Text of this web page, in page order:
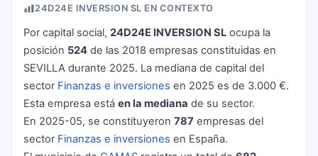
24D24E INVERSION SL EN CONTEXTO
Por capital social, 24D24E INVERSION SL ocupa la
posición 524 de las 2018 empresas constituidas en
SEVILLA durante 2025. La mediana de capital del
sector Finanzas e inversiones en 2025 es de 3.000 €.
Esta empresa está en la mediana de su sector.
En 2025-05, se constituyeron 787 empresas del
sector Finanzas e inversiones en España.